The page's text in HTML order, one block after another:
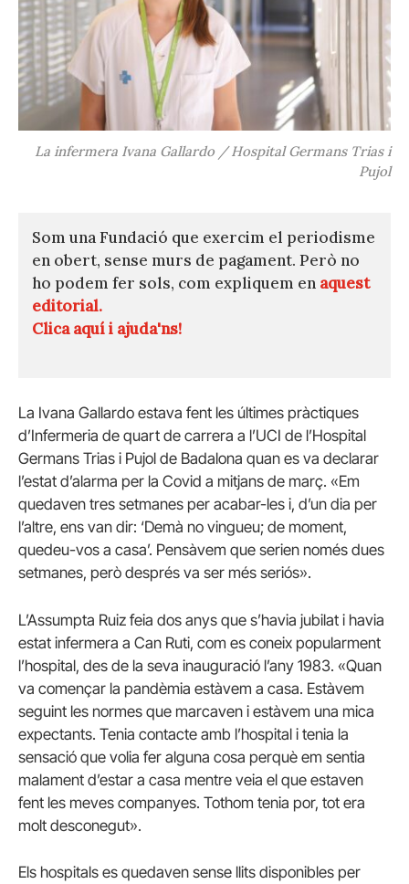
La infermera Ivana Gallardo / Hospital Germans Trias i
Pujol
Som una Fundació que exercim el periodisme
en obert, sense murs de pagament. Però no
ho podem fer sols, com expliquem en aquest
editorial.
Clica aquí i ajuda'ns!
La Ivana Gallardo estava fent les últimes pràctiques
d’Infermeria de quart de carrera a l’UCI de l’Hospital
Germans Trias i Pujol de Badalona quan es va declarar
l’estat d’alarma per la Covid a mitjans de març. «Em
quedaven tres setmanes per acabar-les i, d’un dia per
l’altre, ens van dir: ‘Demà no vingueu; de moment,
quedeu-vos a casa’. Pensàvem que serien només dues
setmanes, però després va ser més seriós».
L’Assumpta Ruiz feia dos anys que s’havia jubilat i havia
estat infermera a Can Ruti, com es coneix popularment
l’hospital, des de la seva inauguració l’any 1983. «Quan
va començar la pandèmia estàvem a casa. Estàvem
seguint les normes que marcaven i estàvem una mica
expectants. Tenia contacte amb l’hospital i tenia la
sensació que volia fer alguna cosa perquè em sentia
malament d’estar a casa mentre veia el que estaven
fent les meves companyes. Tothom tenia por, tot era
molt desconegut».
Els hospitals es quedaven sense llits disponibles per